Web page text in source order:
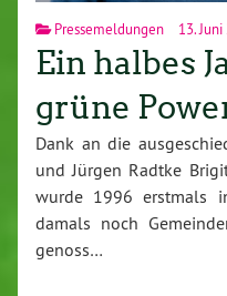
Pressemeldungen 13.
Ein halbes
grüne
Dank an die
und Jürgen Radtke
wurde 1996 erstmals
damals noch
genoss…